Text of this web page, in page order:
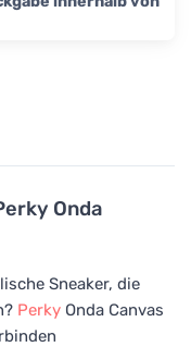
Onda
Sneaker, die
Perky Onda Canvas